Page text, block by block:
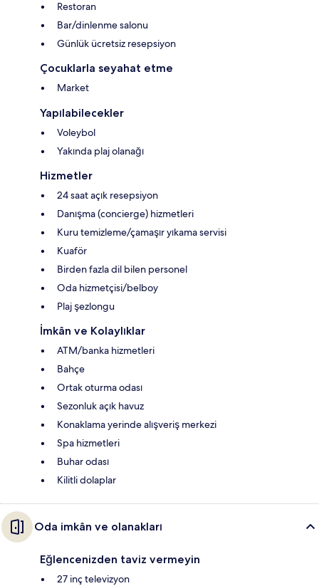
Restoran
Bar/dinlenme salonu
Günlük ücretsiz resepsiyon
Çocuklarla seyahat etme
Market
Yapılabilecekler
Voleybol
Yakında plaj olanağı
Hizmetler
24 saat açık resepsiyon
Danışma (concierge) hizmetleri
Kuru temizleme/çamaşır yıkama servisi
Kuaför
Birden fazla dil bilen personel
Oda hizmetçisi/belboy
Plaj şezlongu
İmkân ve Kolaylıklar
ATM/banka hizmetleri
Bahçe
Ortak oturma odası
Sezonluk açık havuz
Konaklama yerinde alışveriş merkezi
Spa hizmetleri
Buhar odası
Kilitli dolaplar
Oda imkân ve olanakları
Eğlencenizden taviz vermeyin
27 inç televizyon